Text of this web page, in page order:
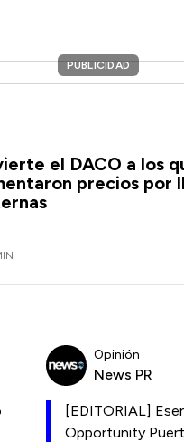
PUBLICIDAD
el DACO a los
precios por
Opinión
News PR
[EDITORIAL]
Opportunity